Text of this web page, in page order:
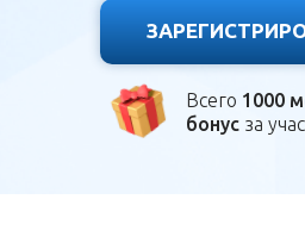
Всего 1000
бонус за